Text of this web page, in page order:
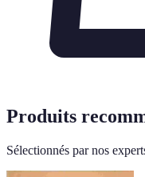
Produits
Sélectionnés par nos